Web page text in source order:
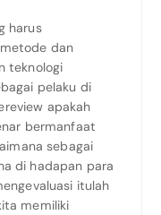
harus
dan
teknologi
pelaku di
apakah
bermanfaat
sebagai
di hadapan para
itulah
memiliki